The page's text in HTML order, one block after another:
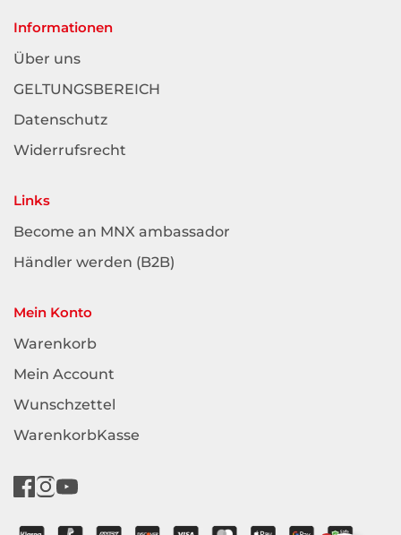
Informationen
Über uns
GELTUNGSBEREICH
Datenschutz
Widerrufsrecht
Links
Become an MNX ambassador
Händler werden (B2B)
Mein Konto
Warenkorb
Mein Account
Wunschzettel
WarenkorbKasse